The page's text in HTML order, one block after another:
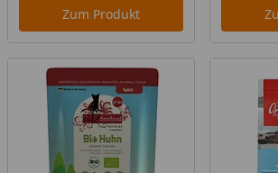
Zum Produkt